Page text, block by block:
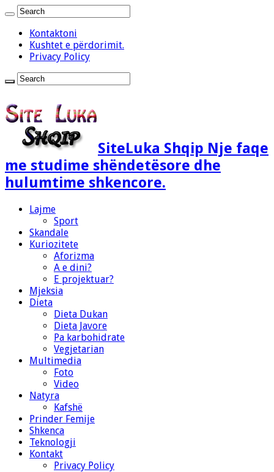
Kontaktoni
Kushtet e përdorimit.
Privacy Policy
SiteLuka Shqip Nje faqe
me studime shëndetësore dhe
hulumtime shkencore.
Lajme
Sport
Skandale
Kuriozitete
Aforizma
A e dini?
E projektuar?
Mjeksia
Dieta
Dieta Dukan
Dieta Javore
Pa karbohidrate
Vegjetarian
Multimedia
Foto
Video
Natyra
Kafshë
Prinder Femije
Shkenca
Teknologji
Kontakt
Privacy Policy